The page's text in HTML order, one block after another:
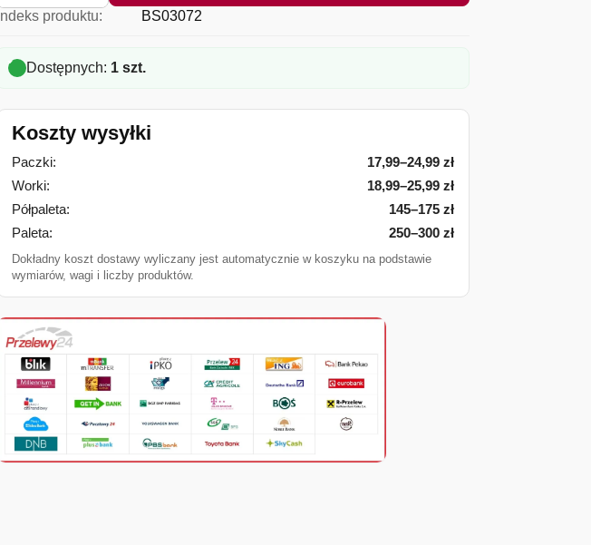
Indeks produktu: BS03072
Dostępnych: 1 szt.
Koszty wysyłki
Paczki:
17,99–24,99 zł
Worki:
18,99–25,99 zł
Półpaleta:
145–175 zł
Paleta:
250–300 zł
Dokładny koszt dostawy wyliczany jest automatycznie w koszyku na podstawie
wymiarów, wagi i liczby produktów.